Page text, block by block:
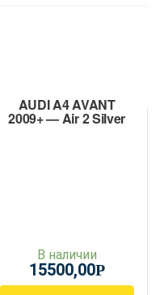
AUDI A4 AVANT
2009+ — Air 2 Silver
В наличии
15500,00Р